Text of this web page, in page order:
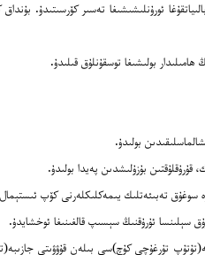
ئورۇنلىشىشىغا تەسىر كۆرسىتىدۇ.
تەبىئەتلىك يىمەكلىكلەرنى كۆپ ئىستېمال
سېلىنسا ئۇرۇقنىڭ سېسىپ قالغىنىغا ئوخشايدۇ.
تۇرغۇچى كۇچ)سى بىلەن قۇۋۋىتى